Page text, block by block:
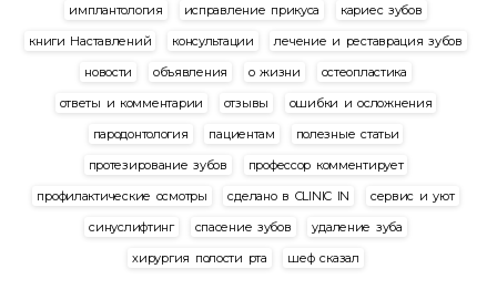
имплантология
исправление прикуса
кариес зубов
книги Наставлений
консультации
лечение и реставрация зубов
новости
объявления о жизни
остеопластика
ответы и комментарии
отзывы
ошибки и осложнения
пародонтология
пациентам
полезные статьи
протезирование зубов
профессор комментирует
профилактические осмотры
сделано в CLINIC IN
сервис и уют
синуслифтинг
спасение зубов
удаление зуба
хирургия полости рта
шеф сказал